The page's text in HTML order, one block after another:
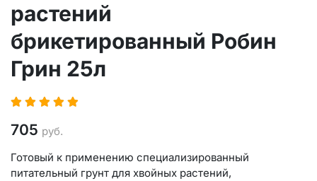
растений
брикетированный Робин
Грин 25л
705 руб.
Готовый к применению специализированный
питательный грунт для хвойных растений,